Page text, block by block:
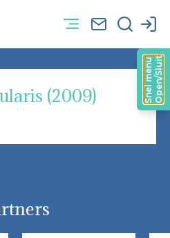
(2009) Open/Sluit
Snel menu